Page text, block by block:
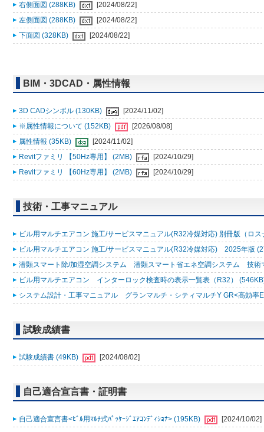
右側面図 (288KB)
[2024/08/22]
左側面図 (288KB)
[2024/08/22]
下面図 (328KB)
[2024/08/22]
BIM・3DCAD・属性情報
3D CADシンボル (130KB)
[2024/11/02]
※属性情報について (152KB)
[2026/08/08]
属性情報 (35KB)
[2024/11/02]
Revitファミリ 【50Hz専用】 (2MB)
[2024/10/29]
Revitファミリ 【60Hz専用】 (2MB)
[2024/10/29]
技術・工事マニュアル
ビル用マルチエアコン 施工/サービスマニュアル(R32冷媒対応) 別冊版（ロ
ビル用マルチエアコン 施工/サービスマニュアル(R32冷媒対応) 2025年版
潜顕スマート除/加湿空調システム 潜顕スマート省エネ空調システム 技
ビル用マルチエアコン インターロック検査時の表示一覧表（R32）
システム設計・工事マニュアル グランマルチ・シティマルチY GR<高効
試験成績書
試験成績書 (49KB) [2024/08/02]
自己適合宣言書・証明書
自己適合宣言書<ﾋﾞﾙ用ﾏﾙﾁ式ﾊﾟｯｹｰｼﾞｴｱｺﾝﾃﾞｨｼｮﾅ> (195KB) [2024/10/02]